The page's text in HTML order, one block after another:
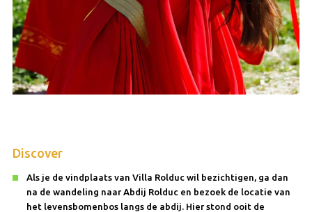
Discover
Als je de vindplaats van Villa Rolduc wil bezichtigen, ga dan
na de wandeling naar Abdij Rolduc en bezoek de locatie van
het levensbomenbos langs de abdij. Hier stond ooit de